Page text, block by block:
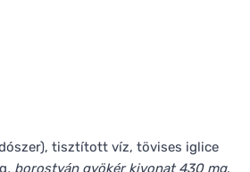
tisztított víz, tövises iglice
, borostyán gyökér kivonat 430 mg,